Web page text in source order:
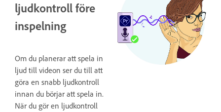
ljudkontroll före
inspelning
Om du planerar att spela in
ljud till videon ser du till att
göra en snabb ljudkontroll
innan du börjar att spela in.
När du gör en ljudkontroll